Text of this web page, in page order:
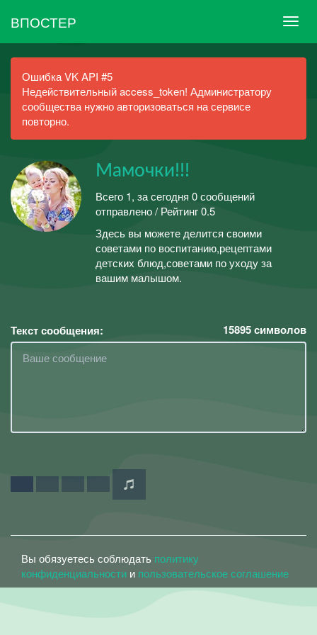
ВПОСТЕР
Ошибка VK API #5
Недействительный access_token! Администратору
сообщества нужно авторизоваться на сервисе
повторно.
Мамочки!!!
Всего 1, за сегодня 0 сообщений
отправлено / Рейтинг 0.5
Здесь вы можете делится своими
советами по воспитанию,рецептами
детских блюд,советами по уходу за
вашим малышом.
Текст сообщения: 15895символов
Вы обязуетесь соблюдать политику
конфиденциальности и пользовательское соглашение